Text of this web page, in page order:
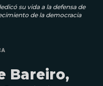
su vida a la defensa de
de la democracia
Bareiro,